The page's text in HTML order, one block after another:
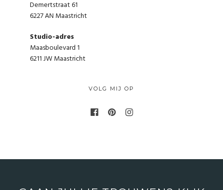
Demertstraat 61
6227 AN Maastricht
Studio-adres
Maasboulevard 1
6211 JW Maastricht
VOLG MIJ OP